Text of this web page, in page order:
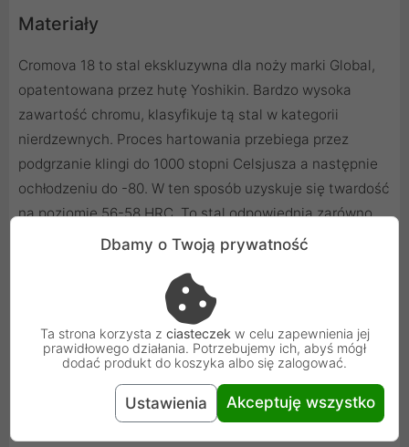
Materiały
Cromova 18 to stal ekskluzywna dla noży marki Global,
opatentowana przez hutę Yoshikin. Bardzo wysoka
zawartość chromu, klasyfikuje tą stal w kategorii
nierdzewnych. Proces hartowania przebiega przez
podgrzanie klingi do 1000 stopni Celsjusza a następnie
ochłodzeniu do -80. W ten sposób uzyskuje się twardość
na poziomie 56-58 HRC. To stal odpowiednia zarówno
dla nowicjuszy jaki i profesjonalistów. Takie proporcje
zarówno jeżeli chodzi o ochronę przed patyną czy
rdzewieniem ale i ostrzenie przebiega dość łatwo, i
można wykorzystywać do tego ostrzałki kółkowe, bez
konieczności inwestowania w kamienie konieczne przy
stalach hartowanych do wyższych wartości.
Dbamy o Twoją prywatność
Ta strona korzysta z ciasteczek w celu zapewnienia jej
prawidłowego działania. Potrzebujemy ich, abyś mógł
dodać produkt do koszyka albo się zalogować.
Ustawienia Akceptuję wszystko